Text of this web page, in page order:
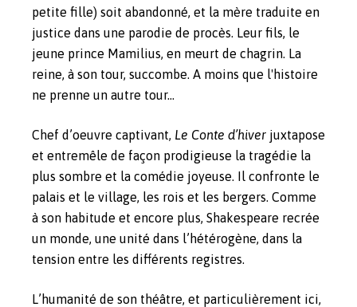
petite fille) soit abandonné, et la mère traduite en
justice dans une parodie de procès. Leur fils, le
jeune prince Mamilius, en meurt de chagrin. La
reine, à son tour, succombe. A moins que l'histoire
ne prenne un autre tour...
Chef d’oeuvre captivant, Le Conte d’hiver juxtapose
et entremêle de façon prodigieuse la tragédie la
plus sombre et la comédie joyeuse. Il confronte le
palais et le village, les rois et les bergers. Comme
à son habitude et encore plus, Shakespeare recrée
un monde, une unité dans l’hétérogène, dans la
tension entre les différents registres.
L’humanité de son théâtre, et particulièrement ici,